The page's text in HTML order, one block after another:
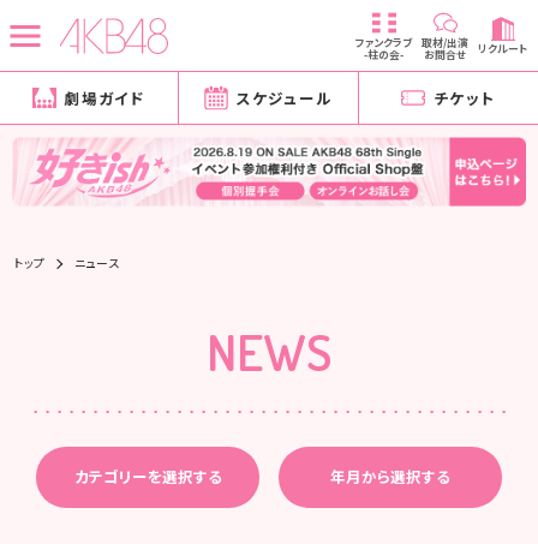
ファンクラブ
-柱の会-
取材/出演
お問合せ リクルート
劇場ガイド スケジュール チケット
トップ ニュース
NEWS
カテゴリーを選択する 年月から選択する